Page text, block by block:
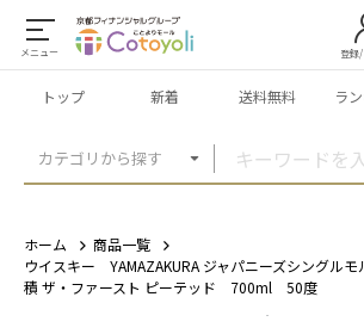
メニュー
カテゴリから探す
登録
トップ 新着 送料無料 ラ
ホーム
商品一覧
ウイスキー YAMAZAKURA ジャパニーズシングル
積 ザ・ファースト ピーテッド 700ml 50度